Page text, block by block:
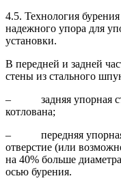
4.5. Технология
надежного упора для
установки.
В передней и задней
стены из стального
– задняя упорная
котлована;
– передняя упорная
отверстие (или
на 40% больше
осью бурения.